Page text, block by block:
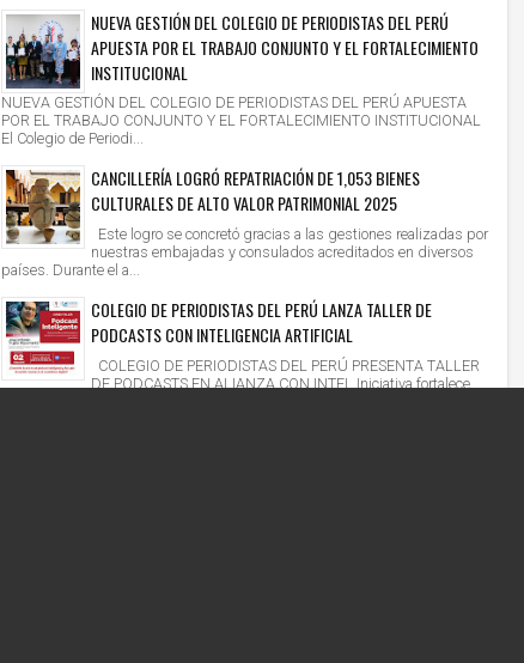
NUEVA GESTIÓN DEL COLEGIO DE PERIODISTAS DEL PERÚ
APUESTA POR EL TRABAJO CONJUNTO Y EL FORTALECIMIENTO
INSTITUCIONAL
NUEVA GESTIÓN DEL COLEGIO DE PERIODISTAS DEL PERÚ APUESTA
POR EL TRABAJO CONJUNTO Y EL FORTALECIMIENTO INSTITUCIONAL
El Colegio de Periodi...
CANCILLERÍA LOGRÓ REPATRIACIÓN DE 1,053 BIENES
CULTURALES DE ALTO VALOR PATRIMONIAL 2025
Este logro se concretó gracias a las gestiones realizadas por
nuestras embajadas y consulados acreditados en diversos
países. Durante el a...
COLEGIO DE PERIODISTAS DEL PERÚ LANZA TALLER DE
PODCASTS CON INTELIGENCIA ARTIFICIAL
COLEGIO DE PERIODISTAS DEL PERÚ PRESENTA TALLER
DE PODCASTS EN ALIANZA CON INTEL Iniciativa fortalece